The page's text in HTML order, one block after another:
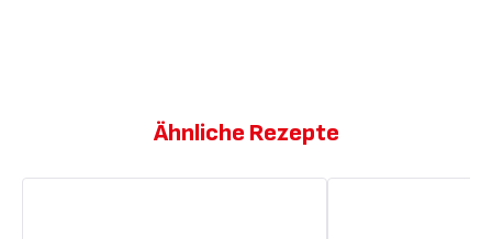
Ähnliche Rezepte